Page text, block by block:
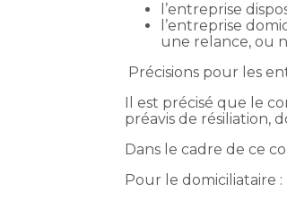
l’entreprise
l’entreprise
une relance, ou
Précisions pour les
Il est précisé que le
préavis de résiliation,
Dans le cadre de ce
Pour le domiciliataire :